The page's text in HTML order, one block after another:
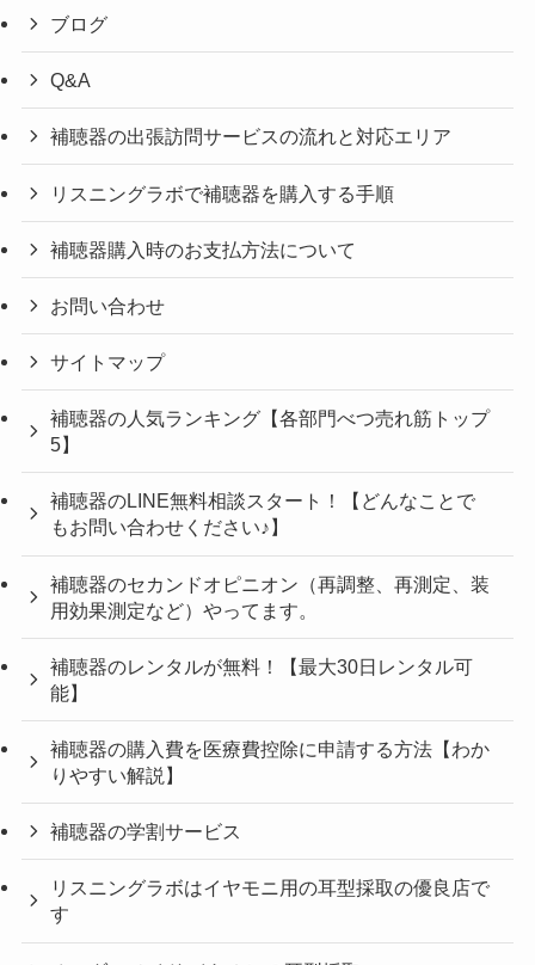
ブログ
Q&A
補聴器の出張訪問サービスの流れと対応エリア
リスニングラボで補聴器を購入する手順
補聴器購入時のお支払方法について
お問い合わせ
サイトマップ
補聴器の人気ランキング【各部門べつ売れ筋トップ
5】
補聴器のLINE無料相談スタート！【どんなことで
もお問い合わせください♪】
補聴器のセカンドオピニオン（再調整、再測定、装
用効果測定など）やってます。
補聴器のレンタルが無料！【最大30日レンタル可
能】
補聴器の購入費を医療費控除に申請する方法【わか
りやすい解説】
補聴器の学割サービス
リスニングラボはイヤモニ用の耳型採取の優良店で
す